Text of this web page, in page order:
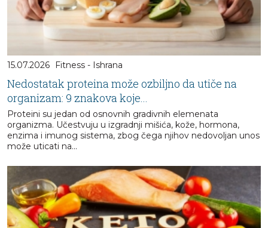
15.07.2026 Fitness - Ishrana
Nedostatak proteina može ozbiljno da utiče na
organizam: 9 znakova koje...
Proteini su jedan od osnovnih gradivnih elemenata
organizma. Učestvuju u izgradnji mišića, kože, hormona,
enzima i imunog sistema, zbog čega njihov nedovoljan unos
može uticati na...